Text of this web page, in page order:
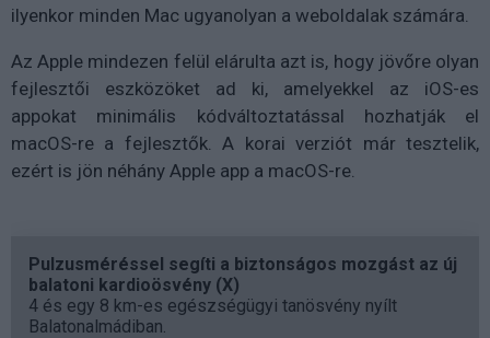
ilyenkor minden Mac ugyanolyan a weboldalak számára.
Az Apple mindezen felül elárulta azt is, hogy jövőre olyan
fejlesztői eszközöket ad ki, amelyekkel az iOS-es
appokat minimális kódváltoztatással hozhatják el
macOS-re a fejlesztők. A korai verziót már tesztelik,
ezért is jön néhány Apple app a macOS-re.
Pulzusméréssel segíti a biztonságos mozgást az új
balatoni kardioösvény (X)
4 és egy 8 km-es egészségügyi tanösvény nyílt
Balatonalmádiban.